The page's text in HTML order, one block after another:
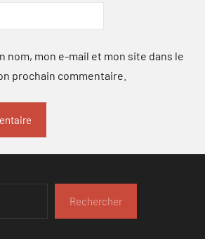
nom, mon e-mail et mon site dans le
prochain commentaire.
Rechercher